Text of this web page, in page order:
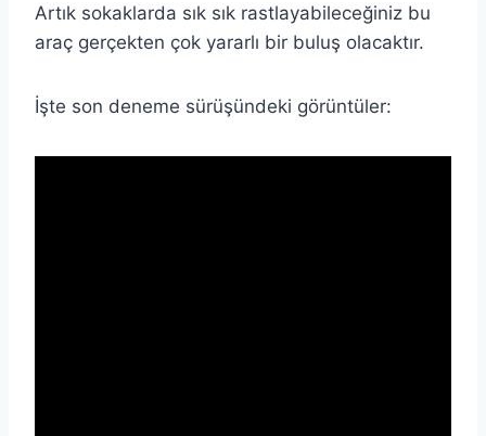
Artık sokaklarda sık sık rastlayabileceğiniz bu
araç gerçekten çok yararlı bir buluş olacaktır.
İşte son deneme sürüşündeki görüntüler: